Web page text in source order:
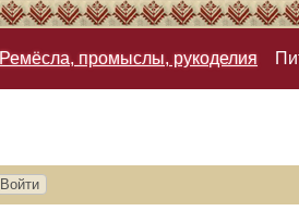
Ремёсла, промыслы, рукоделия
Войти